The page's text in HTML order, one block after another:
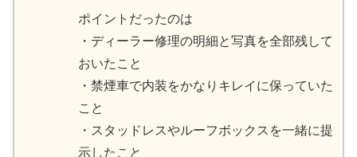
ポイントだったのは
・ディーラー修理の明細と写真を全部残して
おいたこと
・禁煙車で内装をかなりキレイに保っていた
こと
・スタッドレスやルーフボックスを一緒に提
示したこと